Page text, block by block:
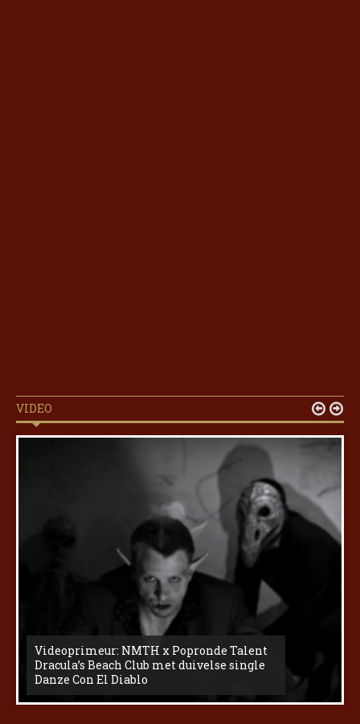
VIDEO
Videoprimeur: NMTH x Popronde Talent
Dracula’s Beach Club met duivelse single
Danze Con El Diablo
 